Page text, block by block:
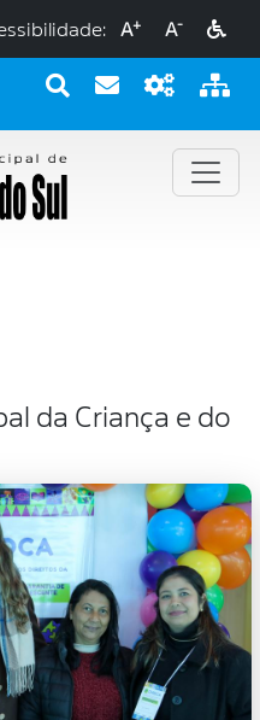
A+ A-
da Criança e do